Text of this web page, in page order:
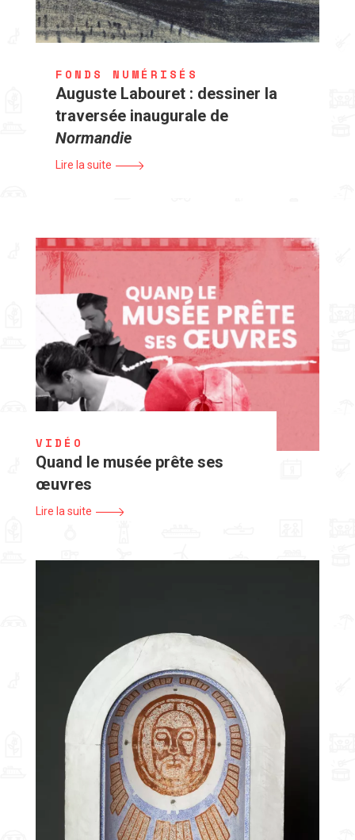
FONDS NUMÉRISÉS
Auguste Labouret : dessiner la
traversée inaugurale de
Normandie
Lire la suite
VIDÉO
Quand le musée prête ses
œuvres
Lire la suite